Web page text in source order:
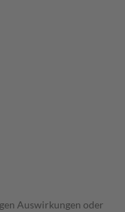
Auswirkungen oder